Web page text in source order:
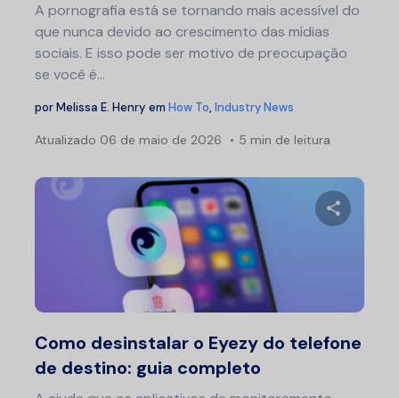
A pornografia está se tornando mais acessível do
que nunca devido ao crescimento das mídias
sociais. E isso pode ser motivo de preocupação
se você é...
porMelissa E. Henry em How To, Industry News
Atualizado 06 de maio de 2026 5 min de leitura
Como desinstalar o Eyezy do telefone
de destino: guia completo